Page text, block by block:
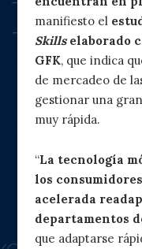
manifiesto el
Skillselaborado
GFK, que indica
de mercadeo de
gestionar una
muy rápida.
“La tecnología
los
acelerada
departamentos
que adaptarse